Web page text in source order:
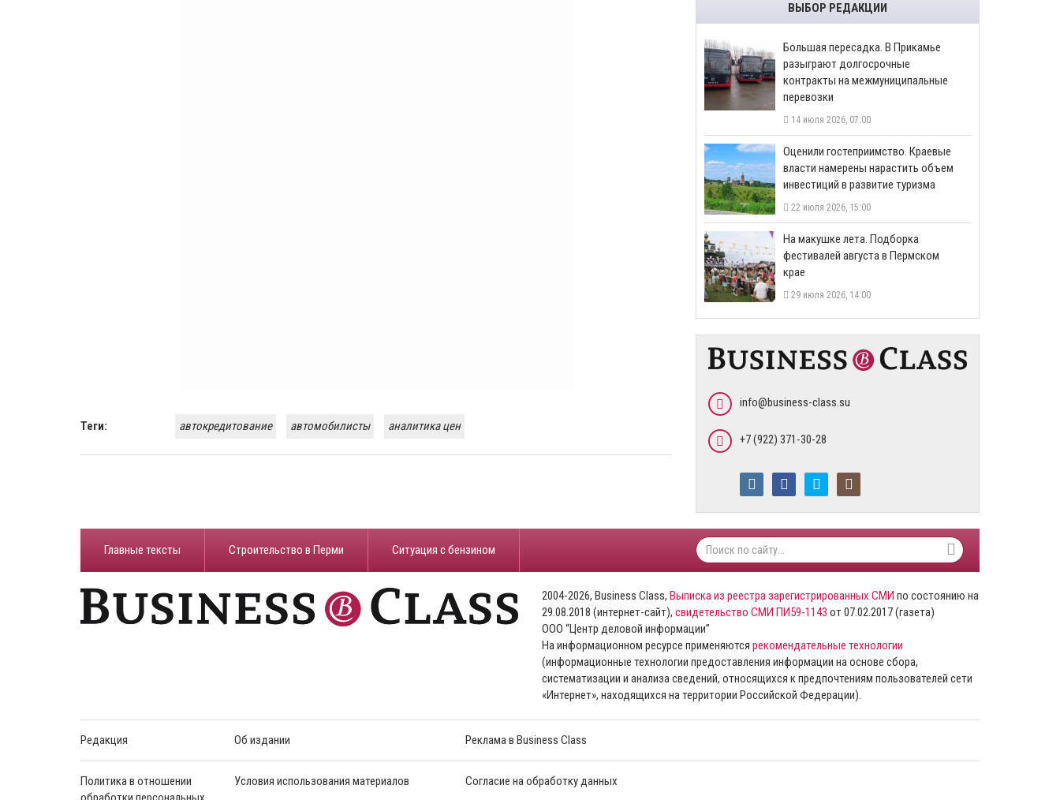
Теги: автокредитование автомобилисты аналитика цен
ВЫБОР РЕДАКЦИИ
Большая пересадка. В Прикамье
разыграют долгосрочные
контракты на межмуниципальные
перевозки
14 июля 2026, 07:00
Оценили гостеприимство. Краевые
власти намерены нарастить объем
инвестиций в развитие туризма
22 июля 2026, 15:00
На макушке лета. Подборка
фестивалей августа в Пермском
крае
29 июля 2026, 14:00
info@business-class.su
+7 (922) 371-30-28
Главные тексты Строительство в Перми ​Ситуация с бензином
2004-2026, Business Class, Выписка из реестра зарегистрированных СМИ по состоянию на
29.08.2018 (интернет-сайт), свидетельство СМИ ПИ59-1143 от 07.02.2017 (газета)
ООО “Центр деловой информации”
На информационном ресурсе применяются рекомендательные технологии
(информационные технологии предоставления информации на основе сбора,
систематизации и анализа сведений, относящихся к предпочтениям пользователей сети
«Интернет», находящихся на территории Российской Федерации).
Редакция Об издании Реклама в Business Class
Политика в отношении
Условия использования материалов Согласие на обработку данных